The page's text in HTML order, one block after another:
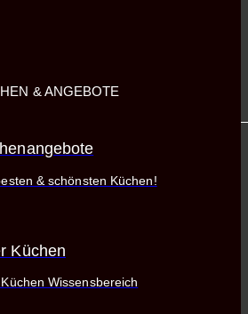
& ANGEBOTE
& schönsten Küchen!
Küchen
Küchen Wissensbereich